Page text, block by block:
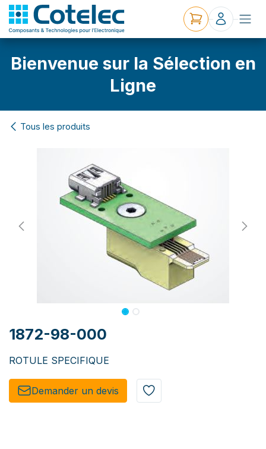
Bienvenue sur la Sélection en
Ligne
Tous les produits
1872-98-000
ROTULE SPECIFIQUE
Demander un de​​vis​​